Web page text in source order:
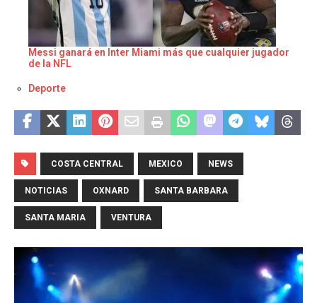
Messi ganará en Inter Miami más que cualquier jugador
de la NFL
Respecto a
Deporte
COSTA CENTRAL MEXICO NEWS
NOTICIAS OXNARD SANTA BARBARA
SANTA MARIA VENTURA